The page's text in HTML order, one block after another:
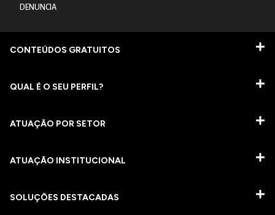
DENUNCIA
CONTEÚDOS GRATUITOS
QUAL É O SEU PERFIL?
ATUAÇÃO POR SETOR
ATUAÇÃO INSTITUCIONAL
SOLUÇÕES DESTACADAS